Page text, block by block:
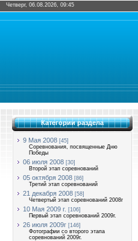
Четверг, 06.08.2026, 09:45
Категории раздела
9 Мая 2008 [45]
Соревнования, посвященные Дню
Победы
06 июля 2008 [30]
Второй этап соревнований
05 октября 2008 [86]
Третий этап соревнований
21 декабря 2008 [58]
Четвертый этап соревнований 2008г
10 Мая 2009 г. [106]
Первый этап соревнований 2009г.
26 июля 2009г [146]
Фотографии со второго этапа
соревнований 2009г.